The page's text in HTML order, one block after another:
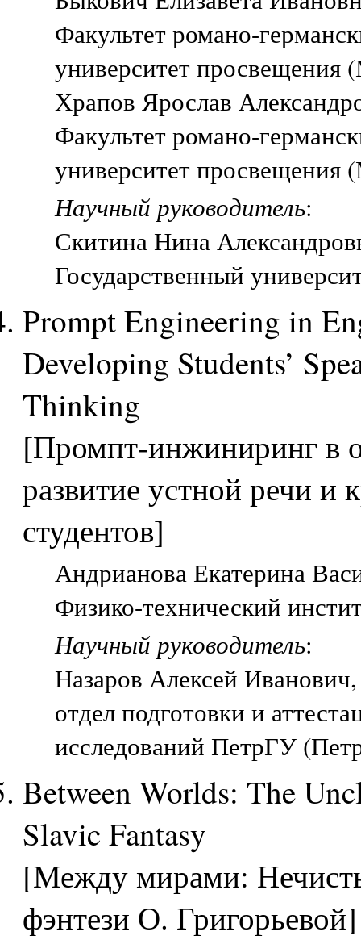
Факультет романо-
университет просвещения
Храпов Ярослав
Факультет романо-
университет просвещения
Научный руководитель:
Скитина Нина
Государственный
Prompt Engineering in
Developing Students’
Thinking
[Промпт-инжиниринг в
развитие устной речи
студентов]
Андрианова Екатерина
Физико-технический
Научный руководитель:
Назаров Алексей
отдел подготовки и
исследований ПетрГУ
Between Worlds: The
Slavic Fantasy
[Между мирами:
фэнтези О. Григорьевой]